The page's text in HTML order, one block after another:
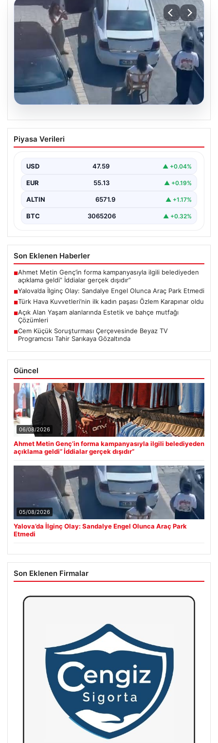
05.08.2026
Yalova’da İlginç Olay: Sandalye Engel
Olunca Araç Park Etmedi
gerçekleşen bu ilginç olay, bölge sakinlerinin ve
çevredekilerin…
Piyasa Verileri
USD 47.59 ▲ +0.04%
EUR 55.13 ▲ +0.19%
ALTIN 6571.9 ▲ +1.17%
BTC 3065206 ▲ +0.32%
Son Eklenen Haberler
■Ahmet Metin Genç’in forma kampanyasıyla ilgili belediyeden
açıklama geldi” İddialar gerçek dışıdır”
■Yalova’da İlginç Olay: Sandalye Engel Olunca Araç Park Etmedi
■Türk Hava Kuvvetleri’nin ilk kadın paşası Özlem Karapınar oldu
■Açık Alan Yaşam alanlarında Estetik ve bahçe mutfağı
Çözümleri
■Cem Küçük Soruşturması Çerçevesinde Beyaz TV
Programcısı Tahir Sarıkaya Gözaltında
Güncel
06/08/2026
Ahmet Metin Genç’in forma kampanyasıyla ilgili belediyeden
açıklama geldi” İddialar gerçek dışıdır”
05/08/2026
Yalova’da İlginç Olay: Sandalye Engel Olunca Araç Park
Etmedi
Son Eklenen Firmalar